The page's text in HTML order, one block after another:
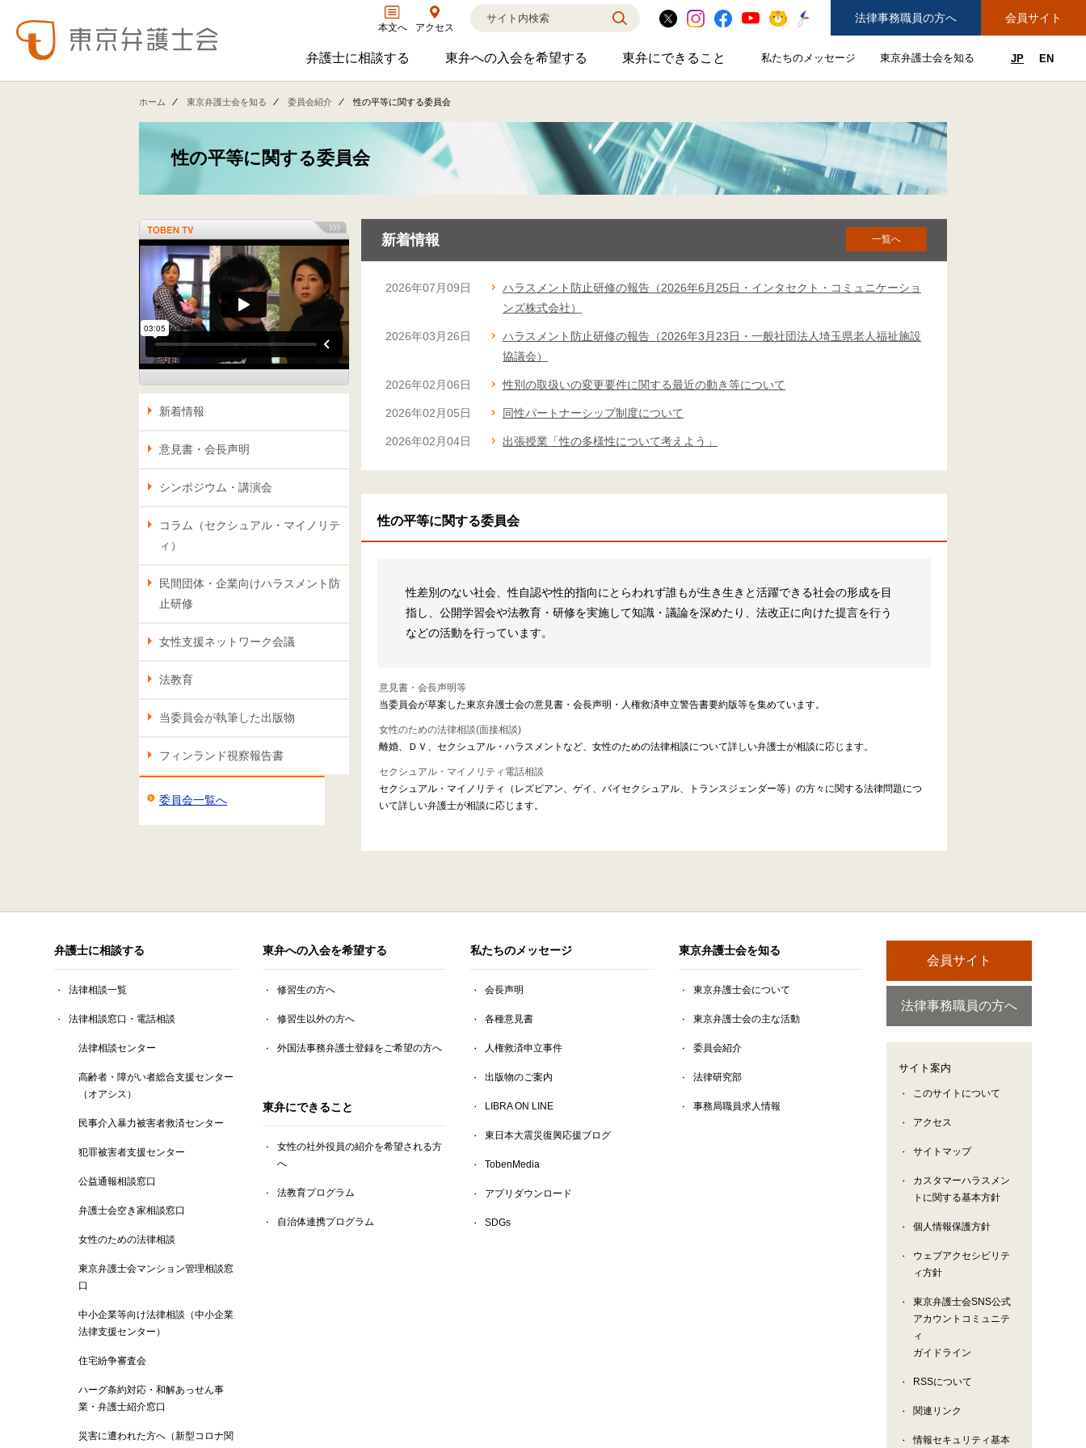
本文へ アクセス
法律事務職員の方へ 会員サイト
弁護士に相談する弁護士に相談するのサブメニューを開閉
東弁への入会を希望する東弁への入会を希望するのサブメニューを開閉
東弁にできること東弁にできることのサブメニューを開閉
私たちのメッセージ私たちのメッセージのサブメニューを開閉
東京弁護士会を知る東京弁護士会を知るのサブメニ
JP EN
ホーム 東京弁護士会を知る 委員会紹介 性の平等に関する委員会
性の平等に関する委員会
新着情報
意見書・会長声明
シンポジウム・講演会
コラム（セクシュアル・マイノリテ
ィ）
民間団体・企業向けハラスメント防
止研修
女性支援ネットワーク会議
法教育
当委員会が執筆した出版物
フィンランド視察報告書
委員会一覧へ
新着情報 一覧へ
2026年07月09日
ハラスメント防止研修の報告（2026年6月25日・インタセクト・コミュニケーショ
ンズ株式会社）
2026年03月26日
ハラスメント防止研修の報告（2026年3月23日・一般社団法人埼玉県老人福祉施設
協議会）
2026年02月06日 性別の取扱いの変更要件に関する最近の動き等について
2026年02月05日 同性パートナーシップ制度について
2026年02月04日 出張授業「性の多様性について考えよう」
性の平等に関する委員会
性差別のない社会、性自認や性的指向にとらわれず誰もが生き生きと活躍できる社会の形成を目
指し、公開学習会や法教育・研修を実施して知識・議論を深めたり、法改正に向けた提言を行う
などの活動を行っています。
意見書・会長声明等
当委員会が草案した東京弁護士会の意見書・会長声明・人権救済申立警告書要約版等を集めています。
女性のための法律相談(面接相談)
離婚、ＤＶ、セクシュアル・ハラスメントなど、女性のための法律相談について詳しい弁護士が相談に応じます。
セクシュアル・マイノリティ電話相談
セクシュアル・マイノリティ（レズビアン、ゲイ、バイセクシュアル、トランスジェンダー等）の方々に関する法律問題につ
いて詳しい弁護士が相談に応じます。
弁護士に相談する
法律相談一覧
法律相談窓口・電話相談
法律相談センター
高齢者・障がい者総合支援センター
（オアシス）
民事介入暴力被害者救済センター
犯罪被害者支援センター
公益通報相談窓口
弁護士会空き家相談窓口
女性のための法律相談
東京弁護士会マンション管理相談窓
口
中小企業等向け法律相談（中小企業
法律支援センター）
住宅紛争審査会
ハーグ条約対応・和解あっせん事
業・弁護士紹介窓口
災害に遭われた方へ（新型コロナ関
東弁への入会を希望する
修習生の方へ
修習生以外の方へ
外国法事務弁護士登録をご希望の方へ
東弁にできること
女性の社外役員の紹介を希望される方
へ
法教育プログラム
自治体連携プログラム
私たちのメッセージ
会長声明
各種意見書
人権救済申立事件
出版物のご案内
LIBRA ON LINE
東日本大震災復興応援ブログ
TobenMedia
アプリダウンロード
SDGs
東京弁護士会を知る
東京弁護士会について
東京弁護士会の主な活動
委員会紹介
法律研究部
事務局職員求人情報
会員サイト
法律事務職員の方へ
サイト案内
このサイトについて
アクセス
サイトマップ
カスタマーハラスメン
トに関する基本方針
個人情報保護方針
ウェブアクセシビリテ
ィ方針
東京弁護士会SNS公式
アカウントコミュニテ
ィ
ガイドライン
RSSについて
関連リンク
情報セキュリティ基本